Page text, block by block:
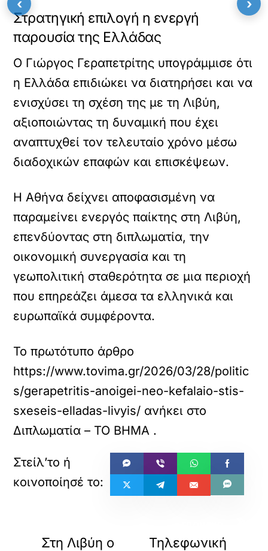
Στρατηγική επιλογή η ενεργή
παρουσία της Ελλάδας
Ο Γιώργος Γεραπετρίτης υπογράμμισε ότι
η Ελλάδα επιδιώκει να διατηρήσει και να
ενισχύσει τη σχέση της με τη Λιβύη,
αξιοποιώντας τη δυναμική που έχει
αναπτυχθεί τον τελευταίο χρόνο μέσω
διαδοχικών επαφών και επισκέψεων.
Η Αθήνα δείχνει αποφασισμένη να
παραμείνει ενεργός παίκτης στη Λιβύη,
επενδύοντας στη διπλωματία, την
οικονομική συνεργασία και τη
γεωπολιτική σταθερότητα σε μια περιοχή
που επηρεάζει άμεσα τα ελληνικά και
ευρωπαϊκά συμφέροντα.
Το πρωτότυπο άρθρο
https://www.tovima.gr/2026/03/28/politic
s/gerapetritis-anoigei-neo-kefalaio-stis-
sxeseis-elladas-livyis/ ανήκει στο
Διπλωματία – ΤΟ ΒΗΜΑ .
Στη Λιβύη ο Τηλεφωνική
‹ ›